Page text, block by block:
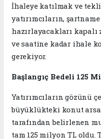
İhaleye katılmak ve
yatırımcıların,
hazırlayacakları
ve saatine kadar ihale
gerekiyor.
Başlangıç Bedeli 125
Yatırımcıların gözünü
büyüklükteki konut
tarafından belirlenen
tam 125 milyon TL oldu.